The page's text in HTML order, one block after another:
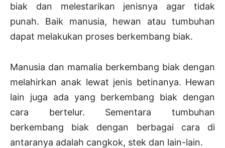
biak dan melestarikan jenisnya agar tidak
punah. Baik manusia, hewan atau tumbuhan
dapat melakukan proses berkembang biak.
Manusia dan mamalia berkembang biak dengan
melahirkan anak lewat jenis betinanya. Hewan
lain juga ada yang berkembang biak dengan
cara bertelur. Sementara tumbuhan
berkembang biak dengan berbagai cara di
antaranya adalah cangkok, stek dan lain-lain.